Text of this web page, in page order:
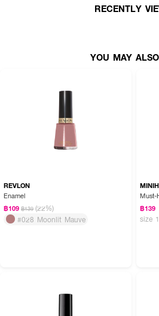
● ใช้ง่าย ทาได้ทั้งเล็บมือและเล็บเท้า
2. ทาเคลือบหน้าเล็บด้วย Base Coat ลงรองพื้
3. ทาสีรอบแรกบางๆ ด้วยสีทาเล็บ TEN TEN
4. ทาสีรอบที่ 2 และปล่อยให้แห้ง จากนั้นทาทับ
RECENTLY
YOU MAY
REVLON
Enamel
฿109 ฿139 (22%)
#028 Moonlit Mauve
Must-
฿139
size